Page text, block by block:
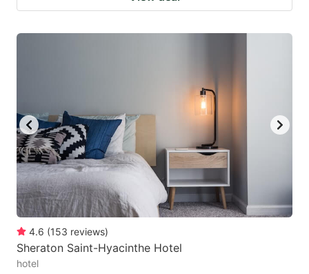
4.6 (153 reviews)
Sheraton Saint-Hyacinthe Hotel
hotel